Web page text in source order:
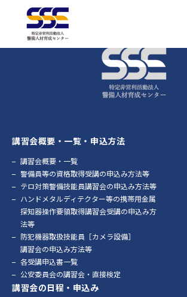
講習会概要・一覧・申込方法
講習会概要・一覧
警備員等の資格取得受講の申込み方法等
テロ対策警備技能員講習会の申込み方法等
ハンドメタルディテクター等の携帯用金属
探知器操作要領取得講習会受講の申込み方
法等
防犯機器取扱技能員［カメラ設備］
講習会の申込み方法等
各受講申込書一覧
公安委員会の講習会・直接検定
講習会の日程・申込み